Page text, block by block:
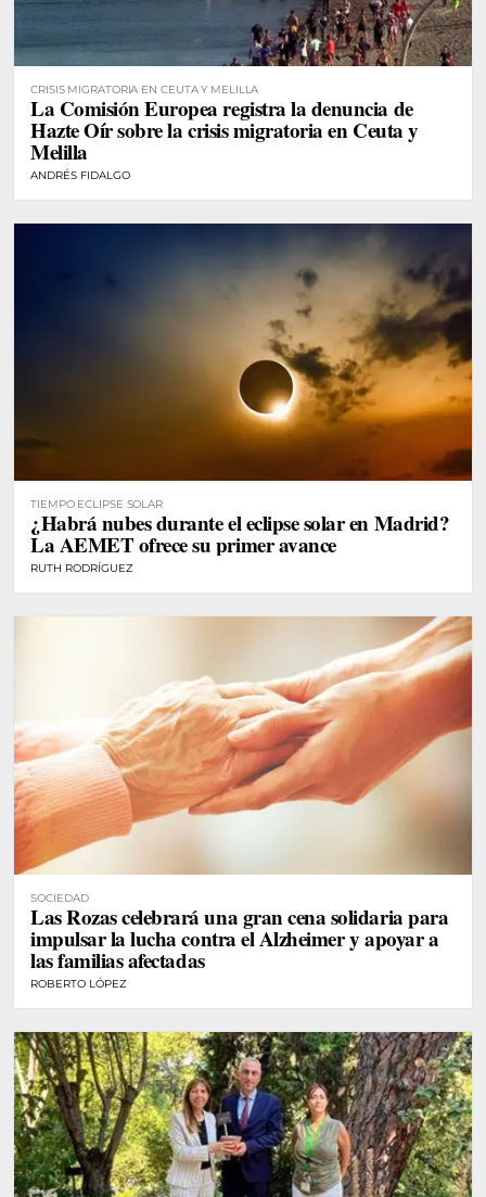
CRISIS MIGRATORIA EN CEUTA Y MELILLA
La Comisión Europea registra la denuncia de
Hazte Oír sobre la crisis migratoria en Ceuta y
Melilla
ANDRÉS FIDALGO
TIEMPO ECLIPSE SOLAR
¿Habrá nubes durante el eclipse solar en Madrid?
La AEMET ofrece su primer avance
RUTH RODRÍGUEZ
SOCIEDAD
Las Rozas celebrará una gran cena solidaria para
impulsar la lucha contra el Alzheimer y apoyar a
las familias afectadas
ROBERTO LÓPEZ